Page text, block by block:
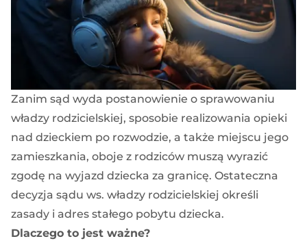
Zanim sąd wyda postanowienie o sprawowaniu
władzy rodzicielskiej, sposobie realizowania opieki
nad dzieckiem po rozwodzie, a także miejscu jego
zamieszkania, oboje z rodziców muszą wyrazić
zgodę na wyjazd dziecka za granicę. Ostateczna
decyzja sądu ws. władzy rodzicielskiej określi
zasady i adres stałego pobytu dziecka.
Dlaczego to jest ważne?